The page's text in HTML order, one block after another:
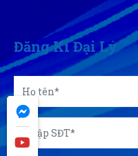
Đăng Kí Đại Lý